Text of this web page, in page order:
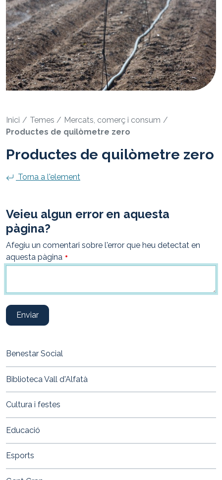
Inici Temes
Mercats, comerç i consum
Productes de quilòmetre zero
Productes de quilòmetre zero
Torna a l'element
Veieu algun error en aquesta
pàgina?
Afegiu un comentari sobre l'error que heu detectat en
aquesta pàgina
Enviar
Benestar Social
Biblioteca Vall d'Alfatà
Cultura i festes
Educació
Esports